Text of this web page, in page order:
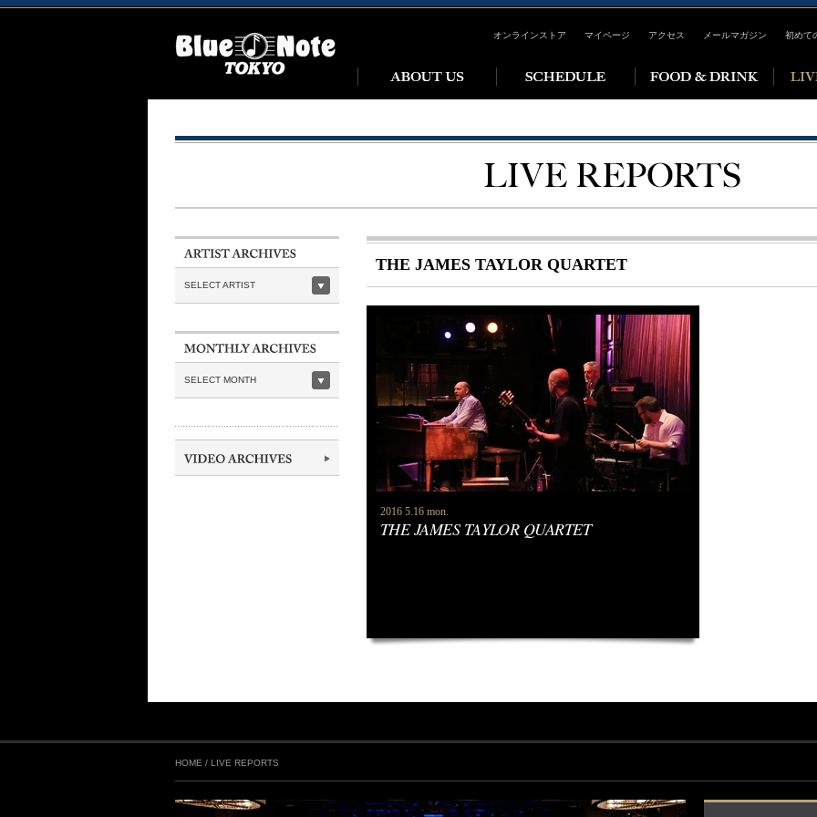
オンラインストア マイページ アクセス メールマガジン 初めて
SELECT ARTIST
SELECT MONTH
THE JAMES TAYLOR QUARTET
2016 5.16 mon.
THE JAMES TAYLOR QUARTET
HOME / LIVE REPORTS